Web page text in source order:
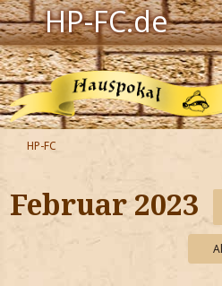
HP-FC.de
Navigation
Harry Potter
Der HP-FC
Hogwarts
Zauberwelt
Willkommen
HP-FC
Februar 2023